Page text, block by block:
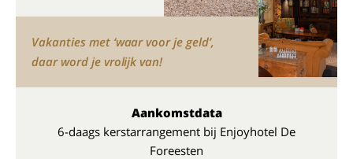
Vakanties met ‘waar voor je geld’,
daar word je vrolijk van!
Aankomstdata
6-daags kerstarrangement bij Enjoyhotel De
Foreesten